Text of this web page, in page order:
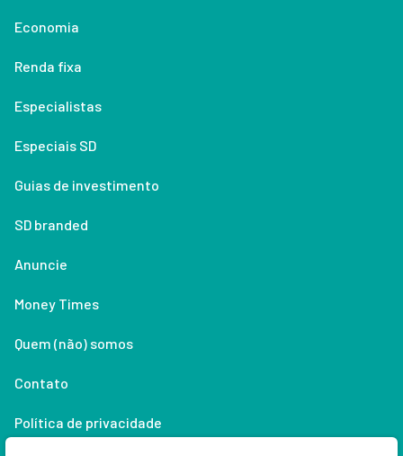
Economia
Renda fixa
Especialistas
Especiais SD
Guias de investimento
SD branded
Anuncie
Money Times
Quem (não) somos
Contato
Política de privacidade